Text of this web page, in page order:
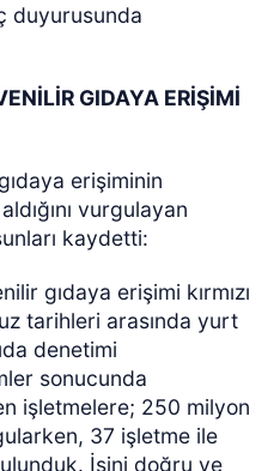
duyurusunda
GIDAYA ERİŞİMİ
erişiminin
vurgulayan
kaydetti:
gıdaya erişimi kırmızı
tarihleri arasında yurt
denetimi
sonucunda
işletmelere; 250 milyon
37 işletme ile
İşini doğru ve